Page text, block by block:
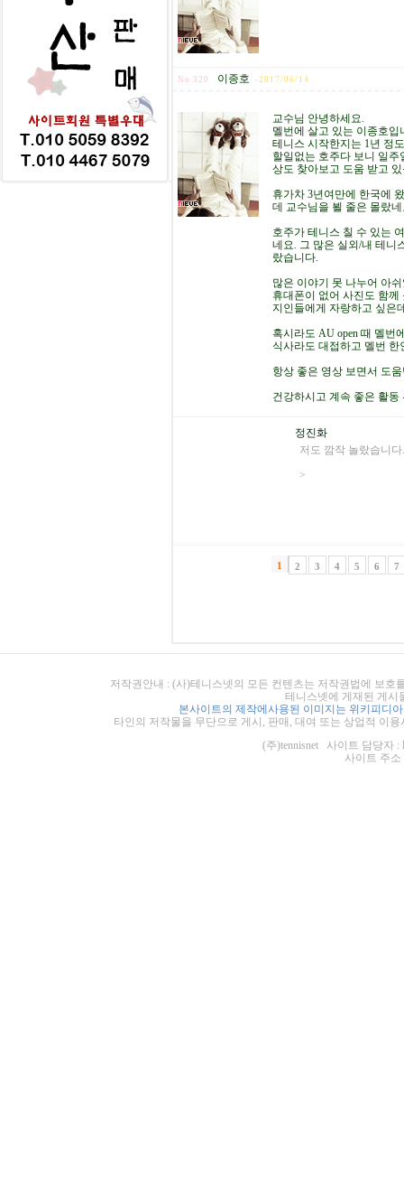
No 320 이종호 -2017/06/14
교수님 안녕하세요.
멜번에 살고 있는 이종호입
테니스 시작한지는 1년 정
할일없는 호주다 보니 일
상도 찾아보고 도움 받고
휴가차 3년여만에 한국에
데 교수님을 뵐 줄은 몰랐
호주가 테니스 칠 수 있는
네요. 그 많은 실외/내 테니
랐습니다.
많은 이야기 못 나누어 아
휴대폰이 없어 사진도 함께
지인들에게 자랑하고 싶은
혹시라도 AU open 때 멜번
식사라도 대접하고 멜번
항상 좋은 영상 보면서 도
건강하시고 계속 좋은 활동
정진화
저도 깜작 놀랐습니
>
1 2 3 4 5 6 7
저작권안내 : (사)테니스넷의 모든 컨텐츠는 저작권법에 보
테니스넷에 게재된 게시
본사이트의 제작에사용된 이미지는 위키피디
타인의 저작물을 무단으로 게시, 판매, 대여 또는 상업적 이
(주)tennisnet 사이트 담당자 :
사이트 주